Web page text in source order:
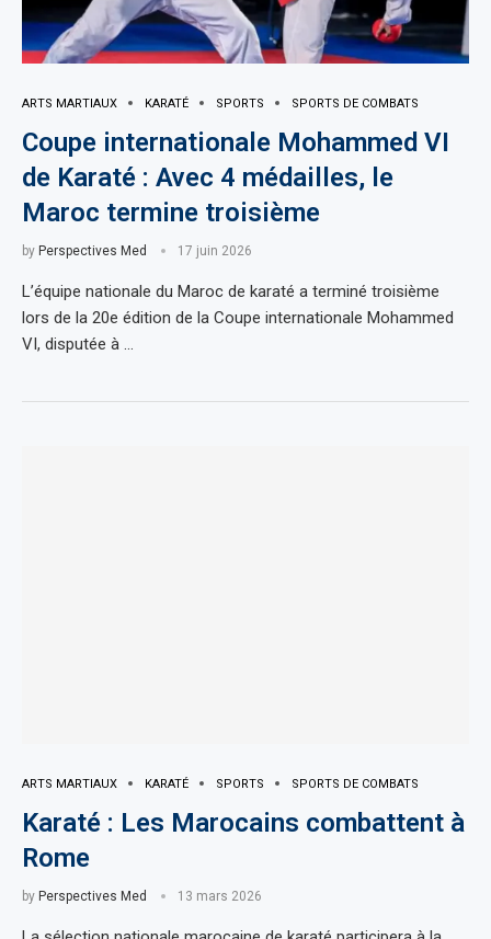
ARTS MARTIAUX KARATÉ SPORTS SPORTS DE COMBATS
Coupe internationale Mohammed VI
de Karaté : Avec 4 médailles, le
Maroc termine troisième
by Perspectives Med 17 juin 2026
L’équipe nationale du Maroc de karaté a terminé troisième
lors de la 20e édition de la Coupe internationale Mohammed
VI, disputée à …
ARTS MARTIAUX KARATÉ SPORTS SPORTS DE COMBATS
Karaté : Les Marocains combattent à
Rome
by Perspectives Med 13 mars 2026